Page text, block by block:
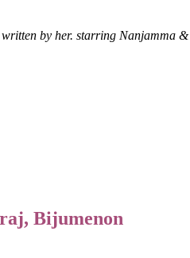
by her. starring Nanjamma &
Bijumenon